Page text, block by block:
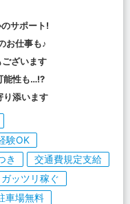
サポート!
お仕事も♪
ございます
能性も…!?
り添います
験OK
き
交通費規定支給
ガッツリ稼ぐ
車場無料